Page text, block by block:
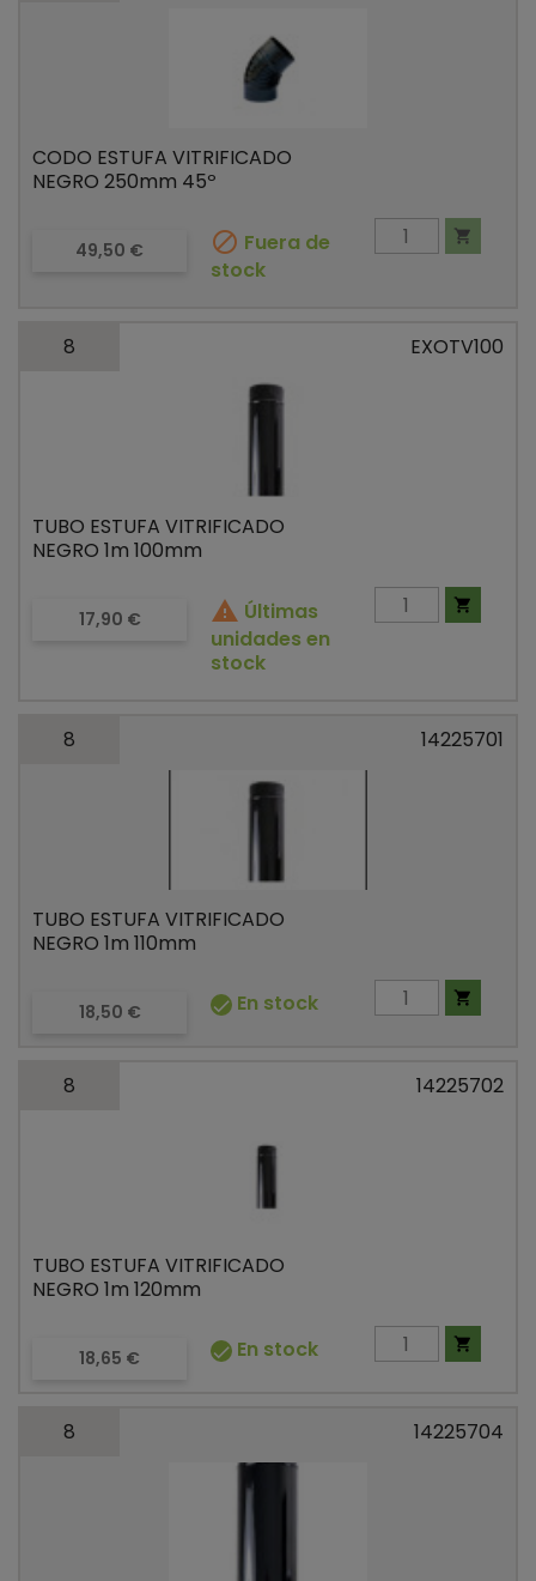
CODO ESTUFA VITRIFICADO
NEGRO 250mm 45º
Precio
49,50 €  Fuera de
stock

8 EXOTV100
TUBO ESTUFA VITRIFICADO
NEGRO 1m 100mm
Precio
17,90 €  Últimas
unidades en
stock

8 14225701
TUBO ESTUFA VITRIFICADO
NEGRO 1m 110mm
Precio
18,50 €  En stock 
8 14225702
TUBO ESTUFA VITRIFICADO
NEGRO 1m 120mm
Precio
18,65 €  En stock 
8 14225704